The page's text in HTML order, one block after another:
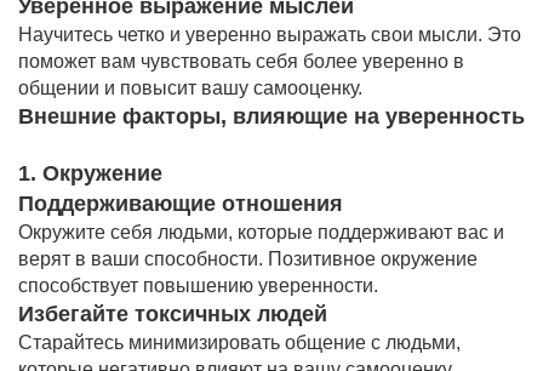
Уверенное выражение мыслей
Научитесь четко и уверенно выражать свои мысли. Это
поможет вам чувствовать себя более уверенно в
общении и повысит вашу самооценку.
Внешние факторы, влияющие на уверенность
1. Окружение
Поддерживающие отношения
Окружите себя людьми, которые поддерживают вас и
верят в ваши способности. Позитивное окружение
способствует повышению уверенности.
Избегайте токсичных людей
Старайтесь минимизировать общение с людьми,